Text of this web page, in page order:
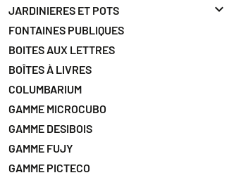
JARDINIERES ET POTS 
FONTAINES PUBLIQUES
BOITES AUX LETTRES
BOÎTES À LIVRES
COLUMBARIUM
GAMME MICROCUBO
GAMME DESIBOIS
GAMME FUJY
GAMME PICTECO